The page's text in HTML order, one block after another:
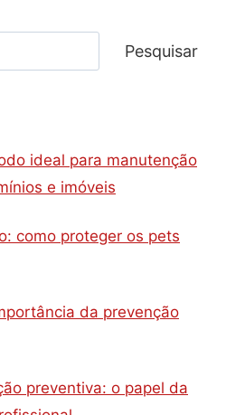
Pesquisar
ideal para manutenção
e imóveis
como proteger os pets
da prevenção
preventiva: o papel da